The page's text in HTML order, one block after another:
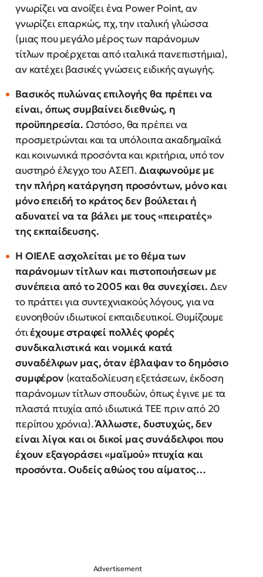
γνωρίζει να ανοίξει ένα Power Point, αν
γνωρίζει επαρκώς, πχ, την ιταλική γλώσσα
(μιας που μεγάλο μέρος των παράνομων
τίτλων προέρχεται από ιταλικά πανεπιστήμια),
αν κατέχει βασικές γνώσεις ειδικής αγωγής.
Βασικός πυλώνας επιλογής θα πρέπει να
είναι, όπως συμβαίνει διεθνώς, η
προϋπηρεσία. Ωστόσο, θα πρέπει να
προσμετρώνται και τα υπόλοιπα ακαδημαϊκά
και κοινωνικά προσόντα και κριτήρια, υπό τον
αυστηρό έλεγχο του ΑΣΕΠ.Διαφωνούμε με
την πλήρη κατάργηση προσόντων, μόνο και
μόνο επειδή το κράτος δεν βούλεται ή
αδυνατεί να τα βάλει με τους «πειρατές»
της εκπαίδευσης.
Η ΟΙΕΛΕ ασχολείται με το θέμα των
παράνομων τίτλων και πιστοποιήσεων με
συνέπεια από το 2005 και θα συνεχίσει. Δεν
το πράττει για συντεχνιακούς λόγους, για να
ευνοηθούν ιδιωτικοί εκπαιδευτικοί. Θυμίζουμε
ότιέχουμε στραφεί πολλές φορές
συνδικαλιστικά και νομικά κατά
συναδέλφων μας, όταν έβλαψαν το δημόσιο
συμφέρον (καταδολίευση εξετάσεων, έκδοση
παράνομων τίτλων σπουδών, όπως έγινε με τα
πλαστά πτυχία από ιδιωτικά ΤΕΕ πριν από 20
περίπου χρόνια).Άλλωστε, δυστυχώς, δεν
είναι λίγοι και οι δικοί μας συνάδελφοι που
έχουν εξαγοράσει «μαϊμού» πτυχία και
προσόντα. Ουδείς αθώος του αίματος…